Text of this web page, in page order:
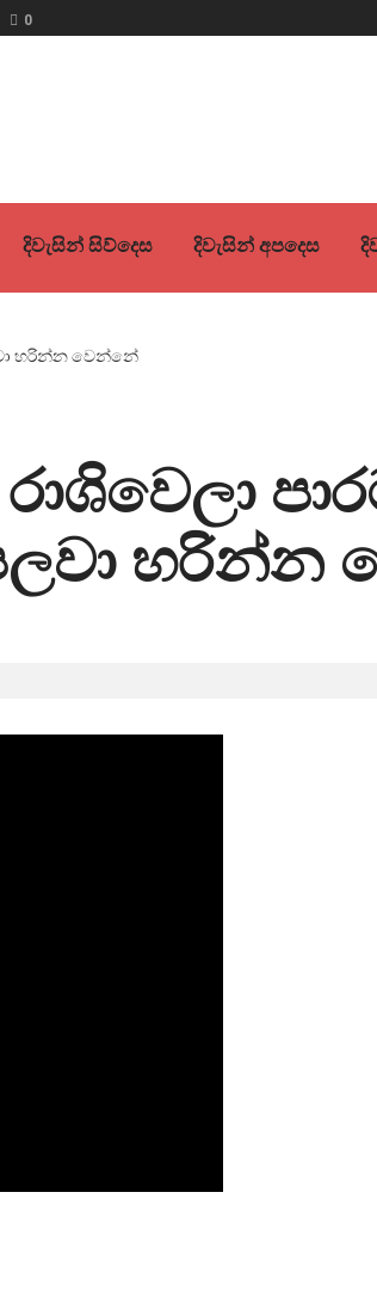
0
දිවැසින් සිව්දෙස දිවැසින් අපදෙස
හරින්න